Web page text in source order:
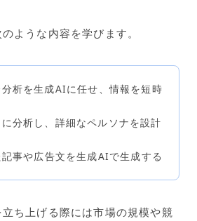
ような内容を学びます。
分析を生成AIに任せ、情報を短時
に分析し、詳細なペルソナを設計
記事や広告文を生成AIで生成する
ち上げる際には市場の規模や競